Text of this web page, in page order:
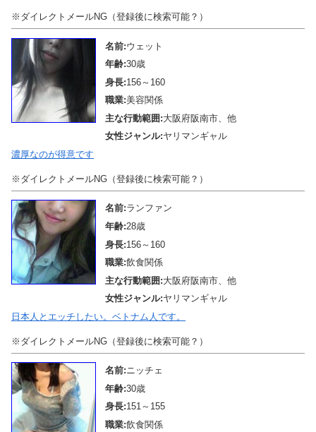
※ダイレクトメールNG（登録後に検索可能？）
名前:ウェット
年齢:30歳
身長:156～160
職業:美容関係
主な行動範囲:大阪府阪南市、他
女性ジャンル:ヤリマンギャル
濃厚なのが得意です
※ダイレクトメールNG（登録後に検索可能？）
名前:ランファン
年齢:28歳
身長:156～160
職業:飲食関係
主な行動範囲:大阪府阪南市、他
女性ジャンル:ヤリマンギャル
日本人とエッチしたい。ベトナム人です。
※ダイレクトメールNG（登録後に検索可能？）
名前:ニッチェ
年齢:30歳
身長:151～155
職業:飲食関係